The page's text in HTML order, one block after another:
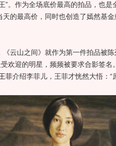
”。作为全场底价最高的拍品，也是
的最高价，同时也创造了嫣然基
山之间》就作为第一件拍品被陈
欢迎的明星，频频被要求合影签名
菲介绍李菲儿，王菲才恍然大悟：